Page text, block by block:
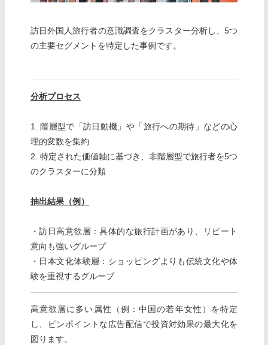
訪日外国人旅行者の意識調査をクラスター分析し、5つ
の主要セグメントを特定した事例です。
分析プロセス
1. 階層型で「訪日動機」や「旅行への期待」などの心
理的変数を集約
2. 特定された価値軸に基づき、非階層型で旅行者を5つ
のクラスターに分類
抽出結果（例）
・訪日高意欲層：具体的な旅行計画があり、リピート
意向も強いグループ
・日本文化体験層：ショッピングよりも伝統文化や体
験を重視するグループ
高意欲層に多い属性（例：中国の若年女性）を特定
し、ピンポイントな広告配信で投資対効果の最大化を
図ります。